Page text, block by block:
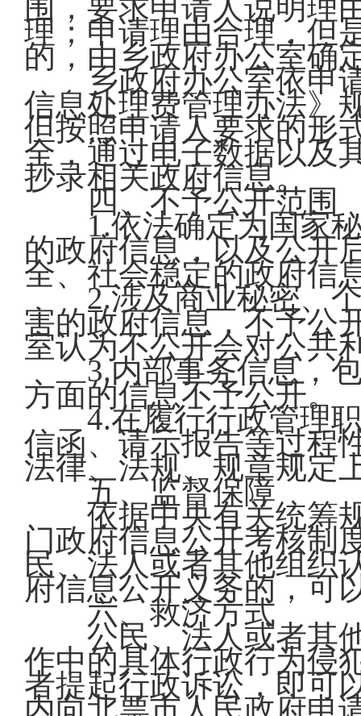
围，要求申请人说明理
理；申请理由合理，但
的，由乡政府办公室确
乡政府办公室依申请
信息处理费管理办法》
但按照申请人要求的形
全，通过电子数据以及
抄录相关政府信息。
四、不予公开范围
1.依法确定为国家秘
的政府信息，以及公开
全、社会稳定的政府信
2.涉及商业秘密、个
害的政府信息，不予公
室认为不公开会对公共
3.内部事务信息，包
方面的信息不予公开。
4.在履行行政管理职
信函、请示报告等过程
法律、法规、规章规定
五、监督保障
依据中央有关统筹规
门政府信息公开考核制
民、法人或者其他组织
府信息公开义务的，可
六、救济方式
公民、法人或者其他
作中的具体行政行为侵
者提起行政诉讼，即可